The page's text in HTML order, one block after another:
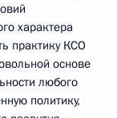
характера
практику КСО
основе
любого
политику,